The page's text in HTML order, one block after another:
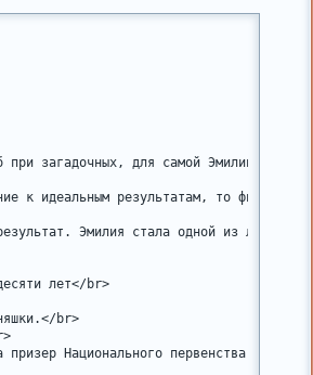
загадочных, для самой Эмилии,
к идеальным результатам, то
Эмилия стала одной из
лет</br>
br>
Национального первенства США